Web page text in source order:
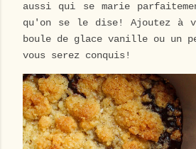
aussi qui se marie
qu'on se le dise! Ajoutez à
boule de glace vanille ou un
vous serez conquis!